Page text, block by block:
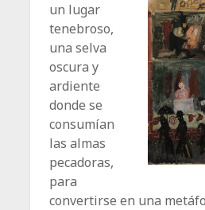
un lugar
tenebroso,
una selva
oscura y
ardiente
donde se
consumían
las almas
pecadoras,
para
convertirse en una